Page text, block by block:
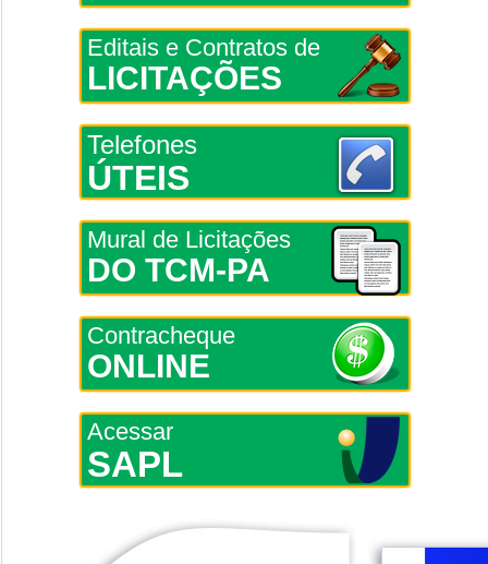
Editais e Contratos de
LICITAÇÕES
Telefones
ÚTEIS
Mural de Licitações
DO TCM-PA
Contracheque
ONLINE
Acessar
SAPL